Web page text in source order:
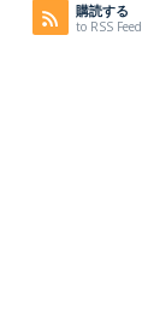
購読する
to RSS Feed